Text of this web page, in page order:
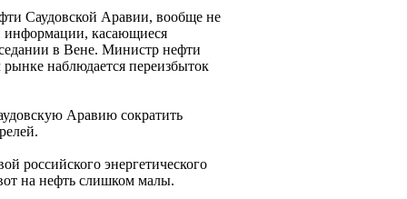
Саудовской Аравии, вообще не
информации, касающиеся
в Вене. Министр нефти
наблюдается переизбыток
Аравию сократить
российского энергетического
на нефть слишком малы.